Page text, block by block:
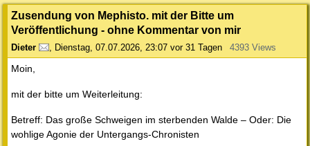
Zusendung von Mephisto. mit der Bitte um
Veröffentlichung - ohne Kommentar von mir
Dieter , Dienstag, 07.07.2026, 23:07 vor 31 Tagen 4393 Views
Moin,
mit der bitte um Weiterleitung:
Betreff: Das große Schweigen im sterbenden Walde – Oder: Die
wohlige Agonie der Untergangs-Chronisten